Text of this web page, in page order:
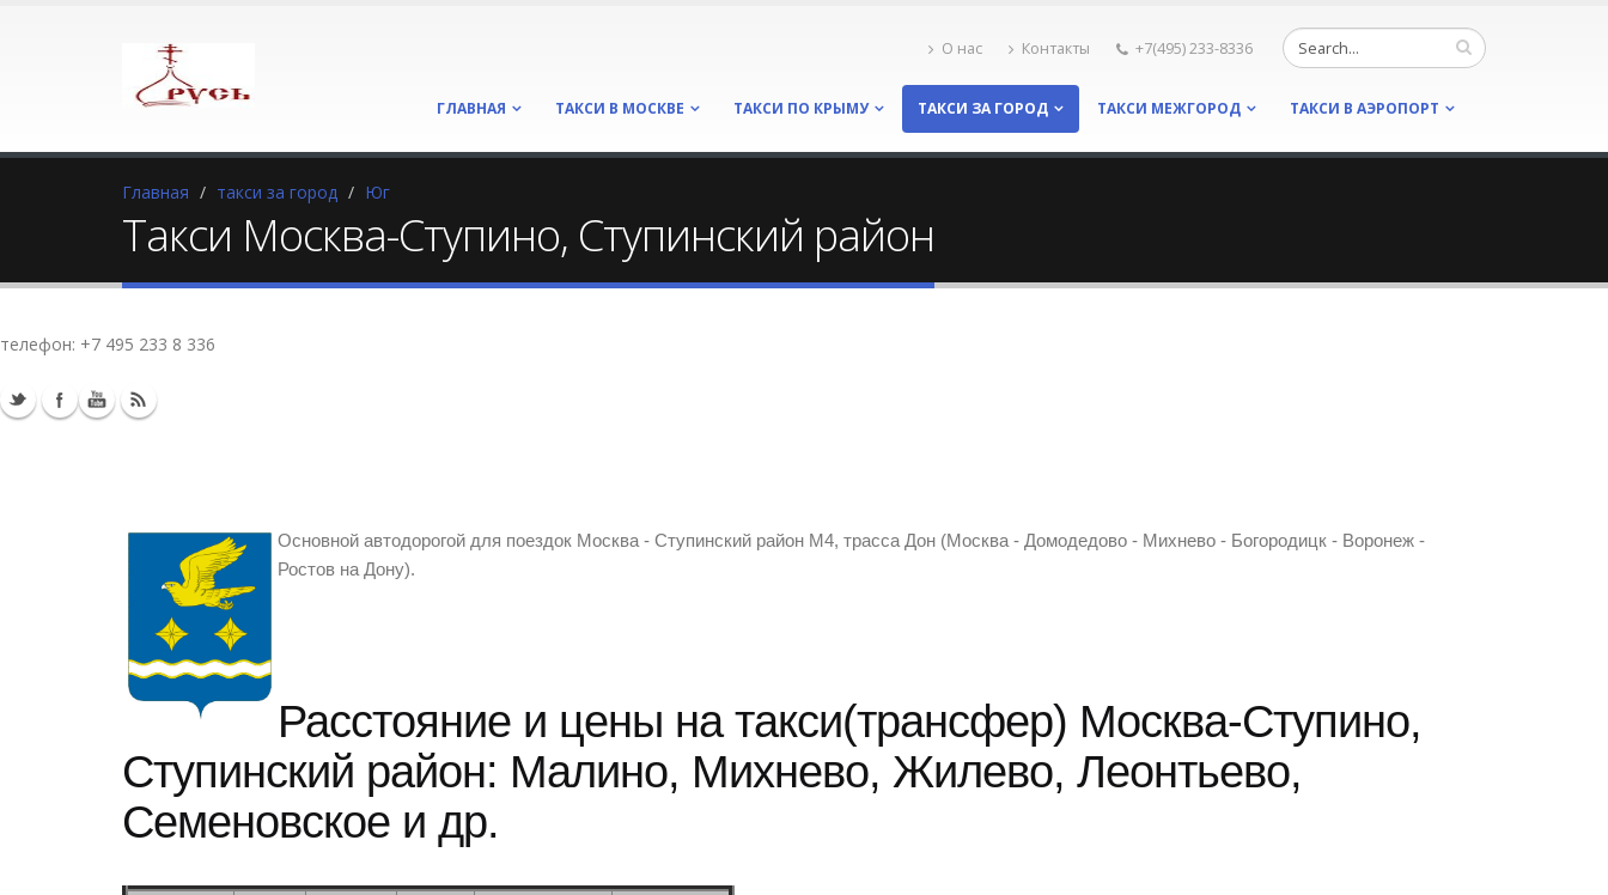
О нас Контакты +7(495) 233-8336
ГЛАВНАЯ ТАКСИ В МОСКВЕ ТАКСИ ПО КРЫМУ ТАКСИ ЗА ГОРОД ТАКСИ МЕЖГОРОД ТАКСИ В АЭРОПОРТ
Главная такси за город Юг
Такси Москва-Ступино, Ступинский район
телефон: +7 495 233 8 336
Основной автодорогой для поездок Москва - Ступинский район М4, трасса Дон (Москва - Домодедово - Михнево - Богородицк - Воронеж -
Ростов на Дону).
Расстояние и цены на такси(трансфер) Москва-Ступино,
Ступинский район: Малино, Михнево, Жилево, Леонтьево,
Семеновское и др.